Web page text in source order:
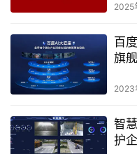
2025
百
旗
2023
智
护